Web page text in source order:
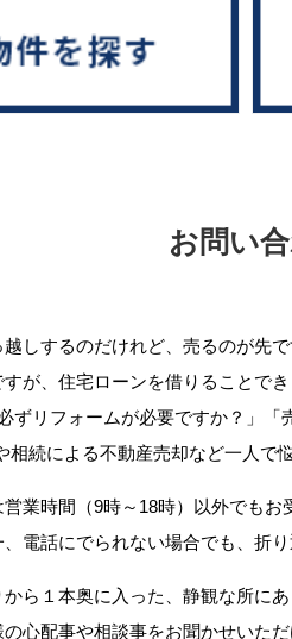
お問い
しするのだけれど、売るのが先
が、住宅ローンを借りることで
ずリフォームが必要ですか？」
相続による不動産売却など一人で
業時間（9時～18時）以外でも
電話にでられない場合でも、折り
ら１本奥に入った、静観な所に
心配事や相談事をお聞かせいた